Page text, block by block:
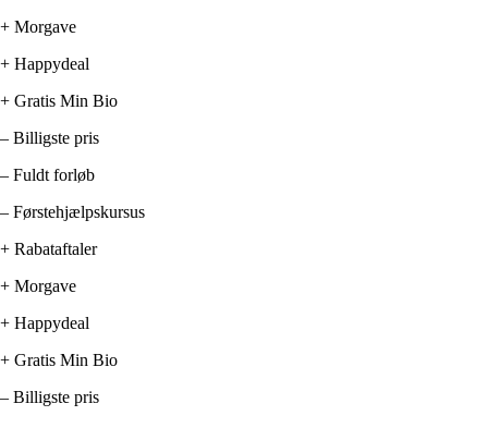
+ Morgave
+ Happydeal
+ Gratis Min Bio
– Billigste pris
– Fuldt forløb
– Førstehjælpskursus
+ Rabataftaler
+ Morgave
+ Happydeal
+ Gratis Min Bio
– Billigste pris